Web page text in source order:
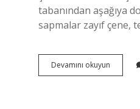
tabanından aşağıya
sapmalar zayıf çene,
Devamını okuyun
Çenem